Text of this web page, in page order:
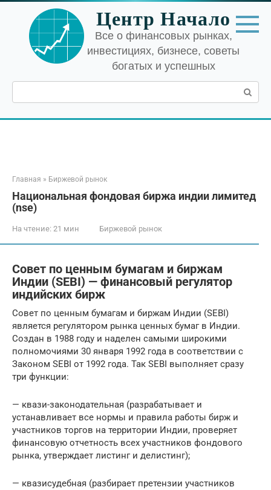
Перейти
контенту
Центр Начало
Все о финансовых рынках,
инвестициях, бизнесе, советы
богатых и успешных
Поиск:
Главная » Биржевой рынок
Национальная фондовая биржа индии лимитед
(nse)
На чтение: 21 мин Биржевой рынок
Совет по ценным бумагам и биржам
Индии (SEBI) — финансовый регулятор
индийских бирж
Совет по ценным бумагам и биржам Индии (SEBI)
является регулятором рынка ценных бумаг в Индии.
Создан в 1988 году и наделен самыми широкими
полномочиями 30 января 1992 года в соответствии с
Законом SEBI от 1992 года. Так SEBI выполняет сразу
три функции:
— квази-законодательная (разрабатывает и
устанавливает все нормы и правила работы бирж и
участников торгов на территории Индии, проверяет
финансовую отчетность всех участников фондового
рынка, утверждает листинг и делистинг);
— квазисудебная (разбирает претензии участников